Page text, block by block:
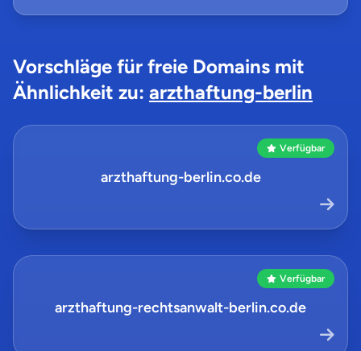
Vorschläge für freie Domains mit
Ähnlichkeit zu: arzthaftung-berlin
Verfügbar
arzthaftung-berlin.co.de
Verfügbar
arzthaftung-rechtsanwalt-berlin.co.de